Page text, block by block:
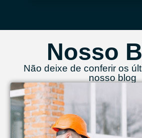
Nosso
Não deixe de conferir os
nosso blog